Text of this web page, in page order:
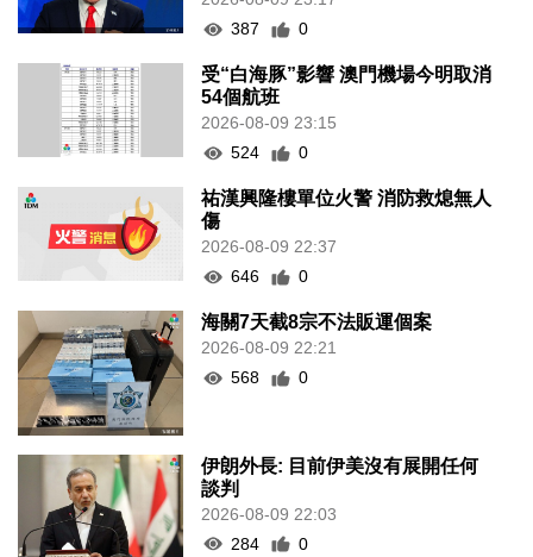
387
0
受“白海豚”影響 澳門機場今明取消
54個航班
2026-08-09 23:15
524
0
祐漢興隆樓單位火警 消防救熄無人
傷
2026-08-09 22:37
646
0
海關7天截8宗不法販運個案
2026-08-09 22:21
568
0
伊朗外長: 目前伊美沒有展開任何
談判
2026-08-09 22:03
284
0